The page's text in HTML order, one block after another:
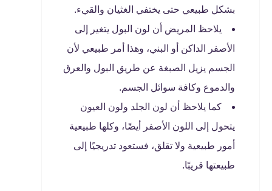
بشكل طبيعي حتى يختفي الغثيان والقيء.
يلاحظ المريض أن لون البول يتغير إلى
الأصفر الداكن أو البني، وهذا أمر طبيعي لأن
الجسم يزيل الصبغة عن طريق البول والعرق
والدموع وكافة سوائل الجسم.
كما يلاحظ أن لون الجلد ولون العيون
يتحول إلى اللون الأصفر أيضًا، وكلها طبيعية
أمور طبيعية ولا تقلق، فستعود تدريجيًا إلى
طبيعتها قريبًا.